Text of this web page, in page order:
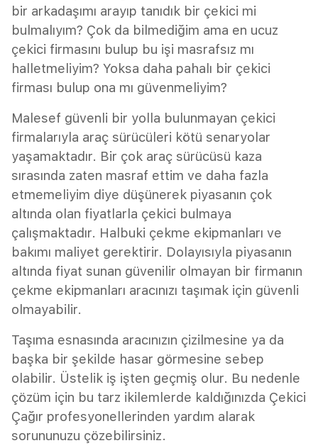
bir arkadaşımı arayıp tanıdık bir çekici mi
bulmalıyım? Çok da bilmediğim ama en ucuz
çekici firmasını bulup bu işi masrafsız mı
halletmeliyim? Yoksa daha pahalı bir çekici
firması bulup ona mı güvenmeliyim?
Malesef güvenli bir yolla bulunmayan çekici
firmalarıyla araç sürücüleri kötü senaryolar
yaşamaktadır. Bir çok araç sürücüsü kaza
sırasında zaten masraf ettim ve daha fazla
etmemeliyim diye düşünerek piyasanın çok
altında olan fiyatlarla çekici bulmaya
çalışmaktadır. Halbuki çekme ekipmanları ve
bakımı maliyet gerektirir. Dolayısıyla piyasanın
altında fiyat sunan güvenilir olmayan bir firmanın
çekme ekipmanları aracınızı taşımak için güvenli
olmayabilir.
Taşıma esnasında aracınızın çizilmesine ya da
başka bir şekilde hasar görmesine sebep
olabilir. Üstelik iş işten geçmiş olur. Bu nedenle
çözüm için bu tarz ikilemlerde kaldığınızda Çekici
Çağır profesyonellerinden yardım alarak
sorununuzu çözebilirsiniz.